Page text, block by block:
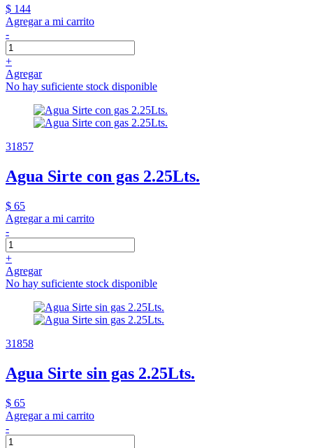
$ 144
Agregar a mi carrito
-
+
Agregar
No hay suficiente stock disponible
31857
Agua Sirte con gas 2.25Lts.
$ 65
Agregar a mi carrito
-
+
Agregar
No hay suficiente stock disponible
31858
Agua Sirte sin gas 2.25Lts.
$ 65
Agregar a mi carrito
-